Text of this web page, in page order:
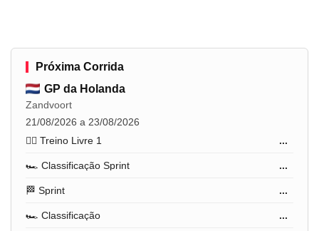
Próxima Corrida
GP da Holanda
Zandvoort
21/08/2026 a 23/08/2026
🏋️‍♂️ Treino Livre 1
...
🏎️ Classificação Sprint ...
🏁 Sprint ...
🏎️ Classificação ...